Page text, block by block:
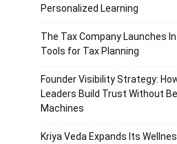
Personalized Learning
The Tax Company Launches
Tools for Tax Planning
Founder Visibility Strategy:
Leaders Build Trust Without
Machines
Kriya Veda Expands Its